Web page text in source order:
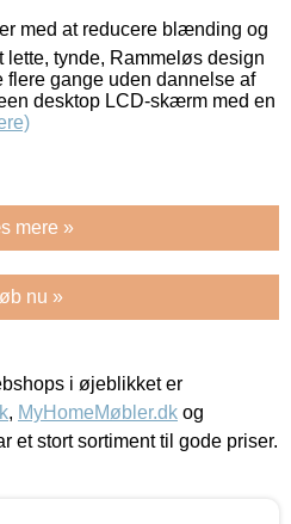
med at reducere blænding og
tynde, Rammeløs design
gange uden dannelse af
desktop LCD-skærm med en
mere »
nu »
i øjeblikket er
, MyHomeMøbler.dk og
et stort sortiment til gode priser.